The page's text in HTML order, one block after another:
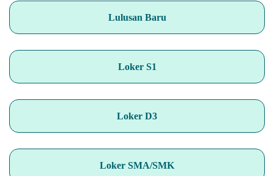
Lulusan Baru
Loker S1
Loker D3
Loker SMA/SMK